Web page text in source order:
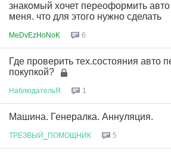
знакомый хочет переоформить авто
меня. что для этого нужно сделать
MeDvEzHoNoK 6
Где проверить тех.состояния авто
покупкой?
НаблюдательЯ 1
Машина. Генералка. Аннуляция.
ТРЕЗВЫЙ ПОМОЩНИК 5